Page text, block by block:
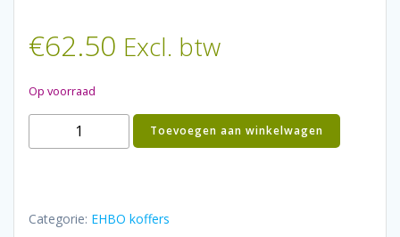
€62.50 Excl. btw
Op voorraad
KOFFER
Toevoegen aan winkelwagen
Categorie: EHBO koffers